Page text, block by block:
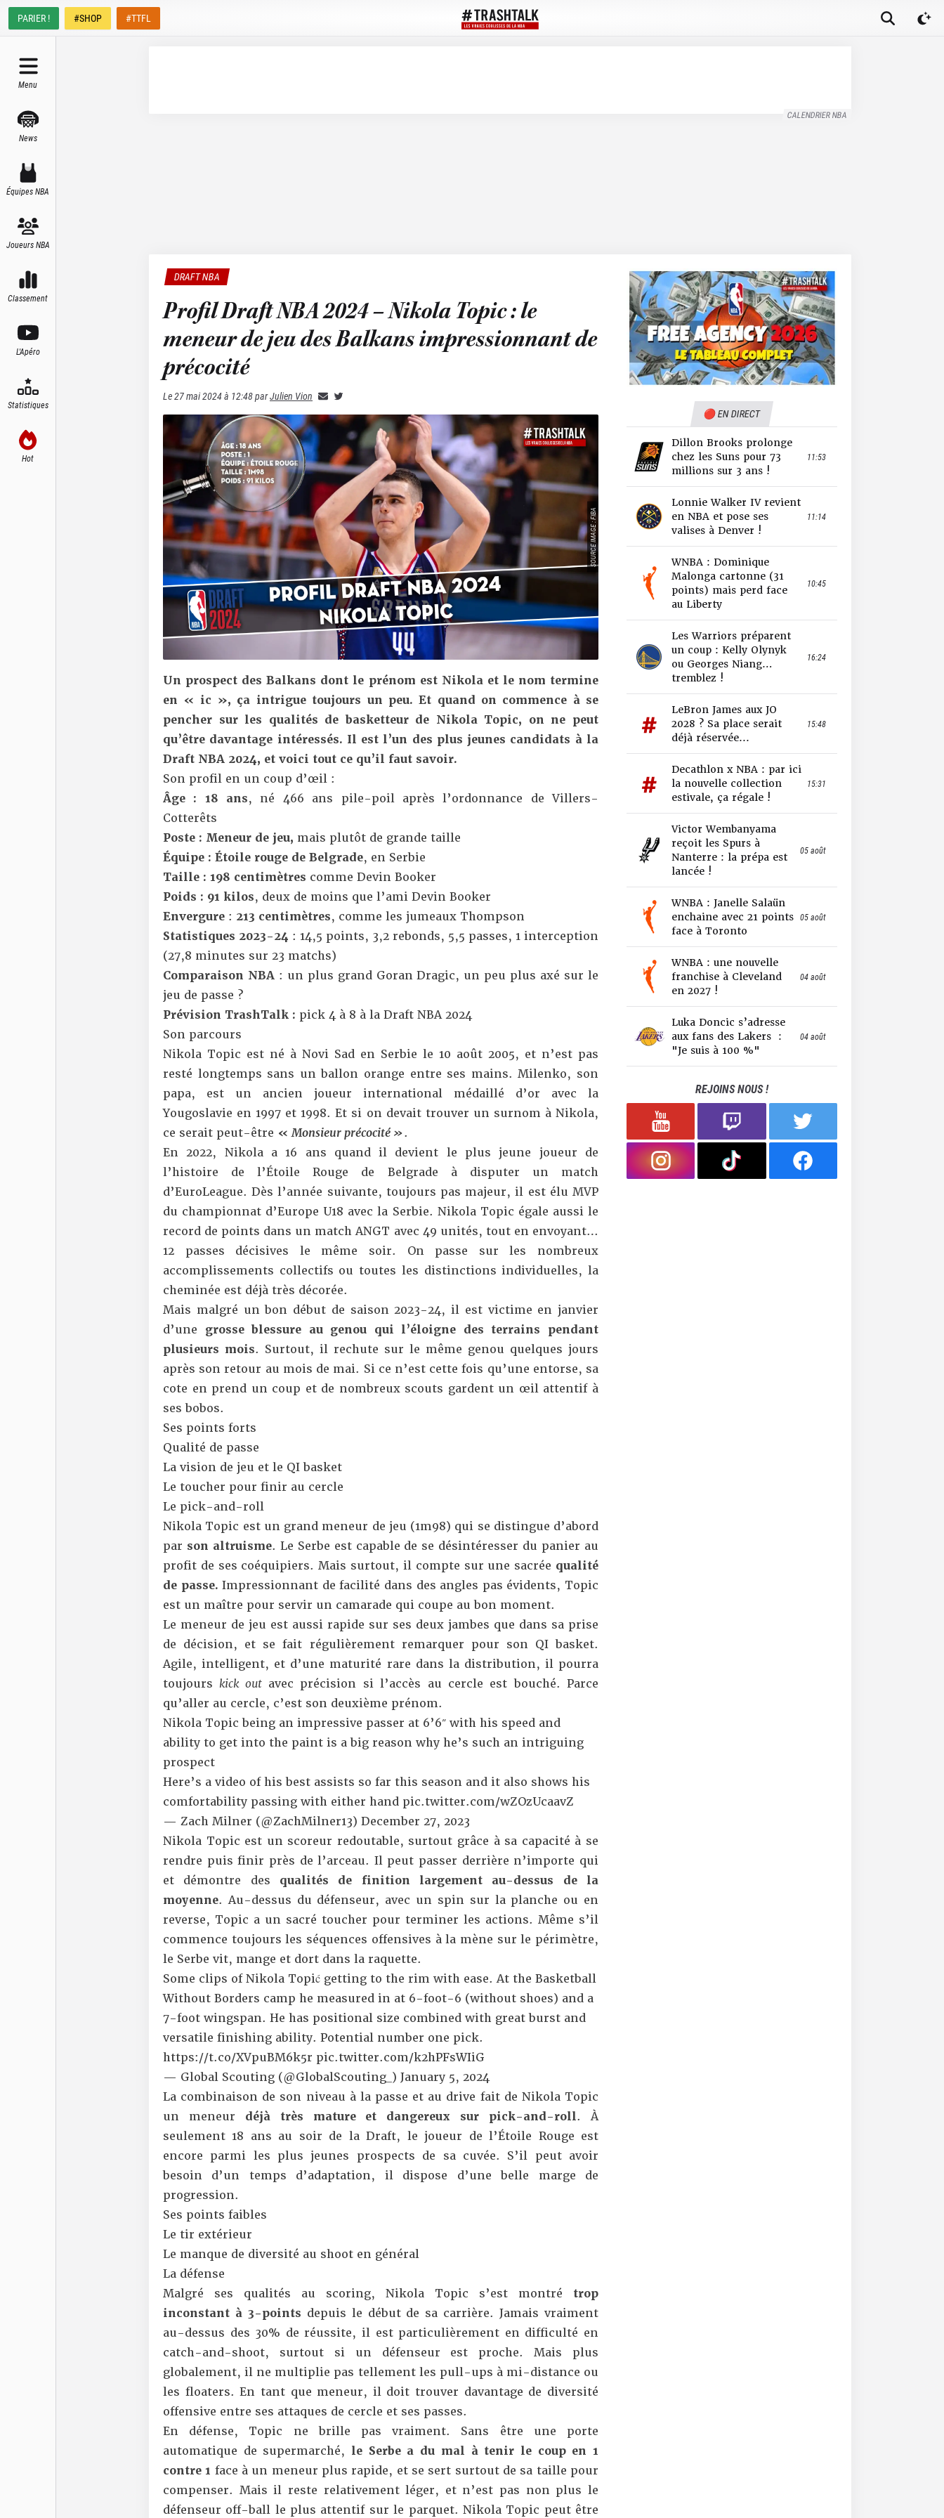
PARIER ! #SHOP #TTFL
Menu
News
Équipes NBA
Joueurs NBA
Classement
L'Apéro
Statistiques
Hot
CALENDRIER NBA
DRAFT NBA
Profil Draft NBA 2024 – Nikola Topic : le
meneur de jeu des Balkans impressionnant de
précocité
Le27 mai 2024 à 12:48parJulien Vion
SOURCE IMAGE : FIBA
Un prospect des Balkans dont le prénom est Nikola et le nom termine
en « ic », ça intrigue toujours un peu. Et quand on commence à se
pencher sur les qualités de basketteur de Nikola Topic, on ne peut
qu’être davantage intéressés. Il est l’un des plus jeunes candidats à la
Draft NBA 2024, et voici tout ce qu’il faut savoir.
Son profil en un coup d’œil :
Âge : 18 ans, né 466 ans pile-poil après l’ordonnance de Villers-
Cotterêts
Poste : Meneur de jeu, mais plutôt de grande taille
Équipe : Étoile rouge de Belgrade, en Serbie
Taille : 198 centimètres comme Devin Booker
Poids : 91 kilos, deux de moins que l’ami Devin Booker
Envergure : 213 centimètres, comme les jumeaux Thompson
Statistiques 2023-24 : 14,5 points, 3,2 rebonds, 5,5 passes, 1 interception
(27,8 minutes sur 23 matchs)
Comparaison NBA : un plus grand Goran Dragic, un peu plus axé sur le
jeu de passe ?
Prévision TrashTalk : pick 4 à 8 à la Draft NBA 2024
Son parcours
Nikola Topic est né à Novi Sad en Serbie le 10 août 2005, et n’est pas
resté longtemps sans un ballon orange entre ses mains. Milenko, son
papa, est un ancien joueur international médaillé d’or avec la
Yougoslavie en 1997 et 1998. Et si on devait trouver un surnom à Nikola,
ce serait peut-être «Monsieur précocité ».
En 2022, Nikola a 16 ans quand il devient le plus jeune joueur de
l’histoire de l’Étoile Rouge de Belgrade à disputer un match
d’EuroLeague. Dès l’année suivante, toujours pas majeur, il est élu MVP
du championnat d’Europe U18 avec la Serbie. Nikola Topic égale aussi le
record de points dans un match ANGT avec 49 unités, tout en envoyant…
12 passes décisives le même soir. On passe sur les nombreux
accomplissements collectifs ou toutes les distinctions individuelles, la
cheminée est déjà très décorée.
Mais malgré un bon début de saison 2023-24, il est victime en janvier
d’une grosse blessure au genou qui l’éloigne des terrains pendant
plusieurs mois. Surtout, il rechute sur le même genou quelques jours
après son retour au mois de mai. Si ce n’est cette fois qu’une entorse, sa
cote en prend un coup et de nombreux scouts gardent un œil attentif à
ses bobos.
Ses points forts
Qualité de passe
La vision de jeu et le QI basket
Le toucher pour finir au cercle
Le pick-and-roll
Nikola Topic est un grand meneur de jeu (1m98) qui se distingue d’abord
par son altruisme. Le Serbe est capable de se désintéresser du panier au
profit de ses coéquipiers. Mais surtout, il compte sur une sacrée qualité
de passe.Impressionnant de facilité dans des angles pas évidents, Topic
est un maître pour servir un camarade qui coupe au bon moment.
Le meneur de jeu est aussi rapide sur ses deux jambes que dans sa prise
de décision, et se fait régulièrement remarquer pour son QI basket.
Agile, intelligent, et d’une maturité rare dans la distribution, il pourra
toujours kick outavec précision si l’accès au cercle est bouché. Parce
qu’aller au cercle, c’est son deuxième prénom.
Nikola Topic being an impressive passer at 6’6″ with his speed and
ability to get into the paint is a big reason why he’s such an intriguing
prospect
Here’s a video of his best assists so far this season and it also shows his
comfortability passing with either hand pic.twitter.com/wZOzUcaavZ
— Zach Milner (@ZachMilner13) December 27, 2023
Nikola Topic est un scoreur redoutable, surtout grâce à sa capacité à se
rendre puis finir près de l’arceau. Il peut passer derrière n’importe qui
et démontre des qualités de finition largement au-dessus de la
moyenne. Au-dessus du défenseur, avec un spin sur la planche ou en
reverse, Topic a un sacré toucher pour terminer les actions. Même s’il
commence toujours les séquences offensives à la mène sur le périmètre,
le Serbe vit, mange et dort dans la raquette.
Some clips of Nikola Topić getting to the rim with ease. At the Basketball
Without Borders camp he measured in at 6-foot-6 (without shoes) and a
7-foot wingspan. He has positional size combined with great burst and
versatile finishing ability. Potential number one pick.
https://t.co/XVpuBM6k5r pic.twitter.com/k2hPFsWIiG
— Global Scouting (@GlobalScouting_) January 5, 2024
La combinaison de son niveau à la passe et au drive fait de Nikola Topic
un meneur déjà très mature et dangereux sur pick-and-roll. À
seulement 18 ans au soir de la Draft, le joueur de l’Étoile Rouge est
encore parmi les plus jeunes prospects de sa cuvée. S’il peut avoir
besoin d’un temps d’adaptation, il dispose d’une belle marge de
progression.
Ses points faibles
Le tir extérieur
Le manque de diversité au shoot en général
La défense
Malgré ses qualités au scoring, Nikola Topic s’est montré trop
inconstant à 3-points depuis le début de sa carrière. Jamais vraiment
au-dessus des 30% de réussite, il est particulièrement en difficulté en
catch-and-shoot, surtout si un défenseur est proche. Mais plus
globalement, il ne multiplie pas tellement les pull-ups à mi-distance ou
les floaters. En tant que meneur, il doit trouver davantage de diversité
offensive entre ses attaques de cercle et ses passes.
En défense, Topic ne brille pas vraiment. Sans être une porte
automatique de supermarché, le Serbe a du mal à tenir le coup en 1
contre 1 face à un meneur plus rapide, et se sert surtout de sa taille pour
compenser. Mais il reste relativement léger, et n’est pas non plus le
défenseur off-ball le plus attentif sur le parquet. Nikola Topic peut être
🔴 EN DIRECT
Dillon Brooks prolonge
chez les Suns pour 73
millions sur 3 ans !
11:53
Lonnie Walker IV revient
en NBA et pose ses
valises à Denver !
11:14
WNBA : Dominique
Malonga cartonne (31
points) mais perd face
au Liberty
10:45
Les Warriors préparent
un coup : Kelly Olynyk
ou Georges Niang…
tremblez !
16:24
LeBron James aux JO
2028 ? Sa place serait
déjà réservée...
15:48
Decathlon x NBA : par ici
la nouvelle collection
estivale, ça régale !
15:31
Victor Wembanyama
reçoit les Spurs à
Nanterre : la prépa est
lancée !
05 août
WNBA : Janelle Salaün
enchaine avec 21 points
face à Toronto
05 août
WNBA : une nouvelle
franchise à Cleveland
en 2027 !
04 août
Luka Doncic s’adresse
aux fans des Lakers :
"Je suis à 100 %"
04 août
REJOINS NOUS !